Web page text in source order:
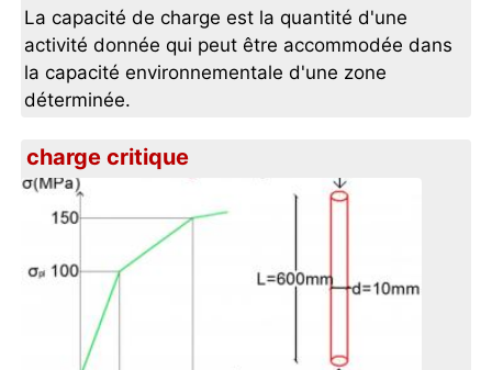
La capacité de charge est la quantité d'une
activité donnée qui peut être accommodée dans
la capacité environnementale d'une zone
déterminée.
charge critique